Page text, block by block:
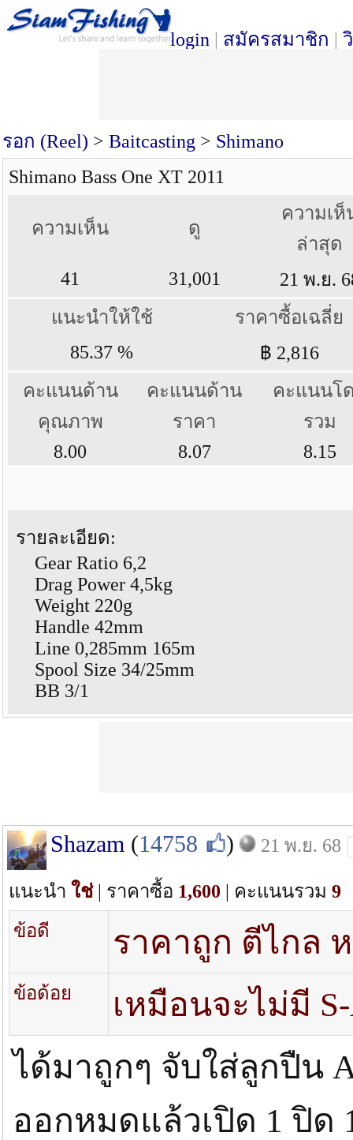
login | สมัครสมาชิก |
รอก (Reel) > Baitcasting > Shimano
Shimano Bass One XT 2011
ความเห็น ดู
ความเห็
ล่าสุด
41
31,001
21 พ.ย.
แนะนำให้ใช้
ราคาซื้อเฉลี่ย
85.37 %
฿ 2,816
คะแนนด้าน
คุณภาพ
คะแนนด้าน
ราคา
คะแนนโ
รวม
8.00
8.07 8.15
รายละเอียด:
Gear Ratio 6,2
Drag Power 4,5kg
Weight 220g
Handle 42mm
Line 0,285mm 165m
Spool Size 34/25mm
BB 3/1
Shazam (14758 ) 21 พ.ย. 68
แนะนำ ใช่| ราคาซื้อ 1,600 | คะแนนรวม 9
ข้อดี
ราคาถูก ตีไกล
ข้อด้อย
เหมือนจะไม่มี
ได้มาถูกๆ จับใส่ลูกปืน
ออกหมดแล้วเปิด 1 ปิด